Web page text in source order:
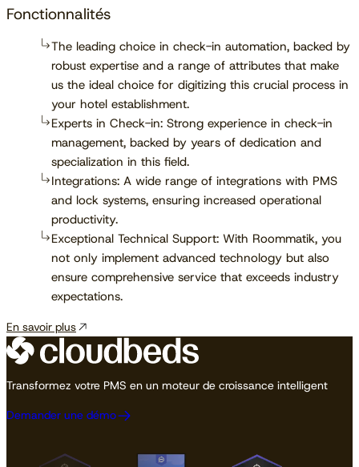
Fonctionnalités
The leading choice in check-in automation, backed by
robust expertise and a range of attributes that make
us the ideal choice for digitizing this crucial process in
your hotel establishment.
Experts in Check-in: Strong experience in check-in
management, backed by years of dedication and
specialization in this field.
Integrations: A wide range of integrations with PMS
and lock systems, ensuring increased operational
productivity.
Exceptional Technical Support: With Roommatik, you
not only implement advanced technology but also
ensure comprehensive service that exceeds industry
expectations.
En savoir plus
Transformez votre PMS en un moteur de croissance intelligent
Demander une démo